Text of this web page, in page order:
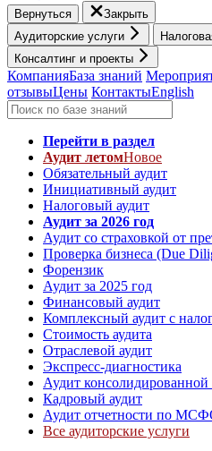
Вернуться
Закрыть
Аудиторские услуги
Консалтинг и проекты
КомпанияБаза знаний
отзывыЦены КонтактыEnglish
Перейти в раздел
Аудит летомНовое
Обязательный аудит
Инициативный аудит
Налоговый аудит
Аудит за 2026 год
Аудит со страховкой от
Проверка бизнеса (Due
Форензик
Аудит за 2025 год
Финансовый аудит
Комплексный аудит с
Стоимость аудита
Отраслевой аудит
Экспресс-диагностика
Аудит консолидированной
Кадровый аудит
Аудит отчетности по
Все аудиторские услуги